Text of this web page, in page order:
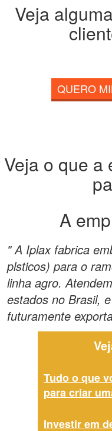
Veja
QUERO
Veja o que a
A
" A Iplax fabrica
plsticos) para o
linha agro.
estados no Brasil,
futuramente
Tudo o que
para criar
Investir em